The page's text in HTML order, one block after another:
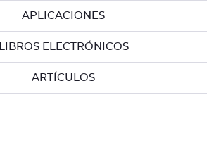
APLICACIONES
LIBROS ELECTRÓNICOS
ARTÍCULOS